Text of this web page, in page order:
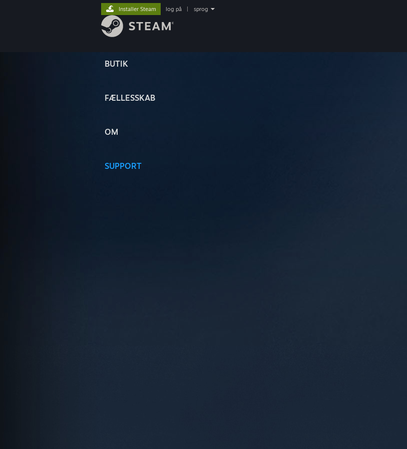
BUTIK
FÆLLESSKAB
OM
SUPPORT
Installer Steam log på sprog